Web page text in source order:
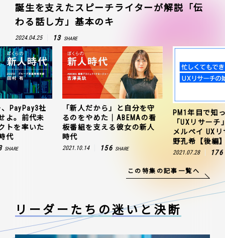
誕生を支えたスピーチライターが解説「伝
わる話し方」基本のキ
2024.04.25 13 SHARE
PayPay3社
よ。前代未
トを率いた
代
SHARE
「新人だから」と自分を守
るのをやめた｜ABEMAの看
板番組を支える彼女の新人
時代
2021.10.14 156 SHARE
PM1年目で知
「UXリサー
メルペイ UX
野孔希【後編
2021.07.28 176
この特集の記事一覧へ
リーダーたちの迷いと決断